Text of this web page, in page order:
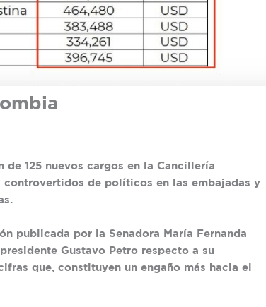
de 125 nuevos cargos en la Cancillería
controvertidos de políticos en las embajadas y
publicada por la Senadora María Fernanda
Gustavo Petro respecto a su
que, constituyen un engaño más hacia el